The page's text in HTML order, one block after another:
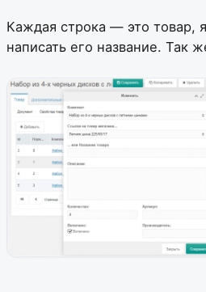
Каждая строка — это товар,
написать его название. Так